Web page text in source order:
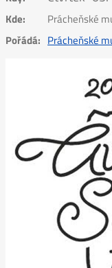
Kde: Prácheňské
Pořádá: Prácheňské